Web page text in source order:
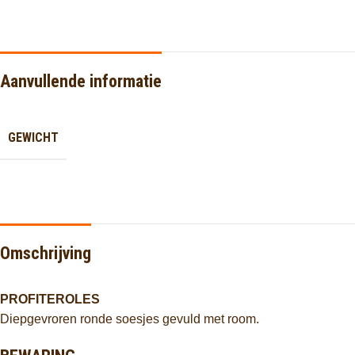
Aanvullende informatie
GEWICHT
Omschrijving
PROFITEROLES
Diepgevroren ronde soesjes gevuld met room.